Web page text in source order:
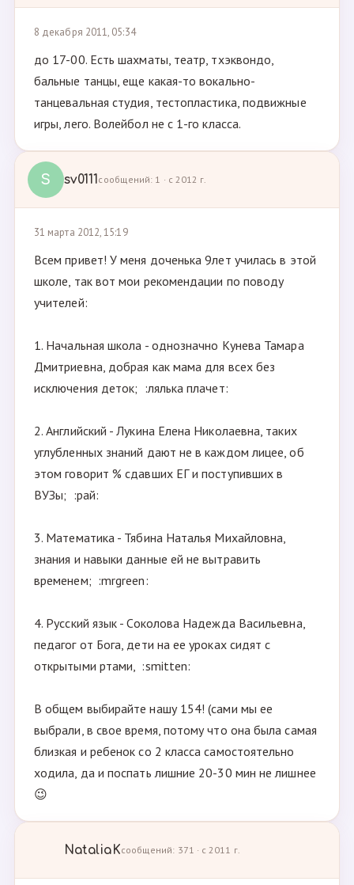
8 декабря 2011, 05:34
до 17-00. Есть шахматы, театр, тхэквондо,
бальные танцы, еще какая-то вокально-
танцевальная студия, тестопластика, подвижные
игры, лего. Волейбол не с 1-го класса.
S sv0111сообщений: 1 · с 2012 г.
31 марта 2012, 15:19
Всем привет! У меня доченька 9лет училась в этой
школе, так вот мои рекомендации по поводу
учителей:
1. Начальная школа - однозначно Кунева Тамара
Дмитриевна, добрая как мама для всех без
исключения деток; :лялька плачет:
2. Английский - Лукина Елена Николаевна, таких
углубленных знаний дают не в каждом лицее, об
этом говорит % сдавших ЕГ и поступивших в
ВУЗы; :рай:
3. Математика - Тябина Наталья Михайловна,
знания и навыки данные ей не вытравить
временем; :mrgreen:
4. Русский язык - Соколова Надежда Васильевна,
педагог от Бога, дети на ее уроках сидят с
открытыми ртами, :smitten:
В общем выбирайте нашу 154! (сами мы ее
выбрали, в свое время, потому что она была самая
близкая и ребенок со 2 класса самостоятельно
ходила, да и поспать лишние 20-30 мин не лишнее
😉
NataliaKсообщений: 371 · с 2011 г.